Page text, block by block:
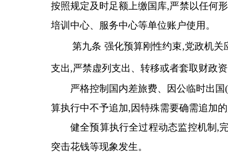
按照规定及时足额上缴国库,严禁以任何
培训中心、服务中心等单位账户使用。
第九条 强化预算刚性约束,党政机
支出,严禁虚列支出、转移或者套取财政
严格控制国内差旅费、因公临时出
算执行中不予追加,因特殊需要确需追加
健全预算执行全过程动态监控机制,
突击花钱等现象发生。